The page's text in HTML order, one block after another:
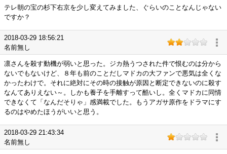
テレ朝の宝の杉下右京を少し変えてみました、ぐらいのことなんじゃない
ですか？
2018-03-29 18:56:21
名前無し
凛さんを殺す動機が弱いと思った。ジカ熱うつされた件で恨むのは分から
ないでもないけど、８年も前のことだしマドカの大ファンで悪気は全くな
かったわけで。それに絶対にその時の接触が原因と断定できないのに殺す
なんてありえない～。しかも養子を手離すって酷いし。全くマドカに同情
できなくて「なんだそりゃ」感満載でした。もうアガサ原作をドラマにす
るのはやめたほうがいいと思う。
2018-03-29 21:43:34
名前無し